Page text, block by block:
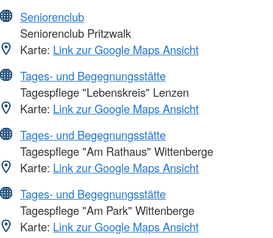
Seniorenclub
Seniorenclub Pritzwalk
Karte: Link zur Google Maps Ansicht
Tages- und Begegnungsstätte
Tagespflege "Lebenskreis" Lenzen
Karte: Link zur Google Maps Ansicht
Tages- und Begegnungsstätte
Tagespflege "Am Rathaus" Wittenberge
Karte: Link zur Google Maps Ansicht
Tages- und Begegnungsstätte
Tagespflege "Am Park" Wittenberge
Karte: Link zur Google Maps Ansicht